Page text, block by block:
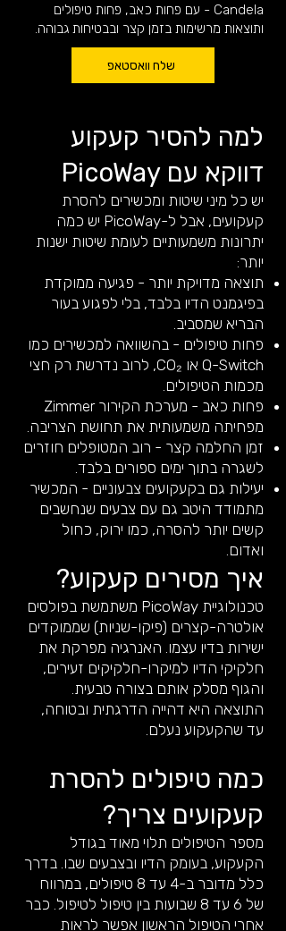
Candela - עם פחות כאב, פחות טיפולים
ותוצאות מרשימות בזמן קצר ובבטיחות גבוהה.
שלח וואסטאפ
למה להסיר קעקוע
דווקא עם PicoWay
יש כל מיני שיטות ומכשירים להסרת
קעקועים, אבל ל-PicoWay יש כמה
יתרונות משמעותיים לעומת שיטות ישנות
יותר:
תוצאה מדויקת יותר - פגיעה ממוקדת
בפיגמנט הדיו בלבד, בלי לפגוע בעור
הבריא שמסביב.
פחות טיפולים - בהשוואה למכשירים כמו
Q-Switch או CO₂, לרוב נדרשת רק חצי
מכמות הטיפולים.
פחות כאב - מערכת הקירור Zimmer
מפחיתה משמעותית את תחושת הצריבה.
זמן החלמה קצר - רוב המטופלים חוזרים
לשגרה בתוך ימים ספורים בלבד.
יעילות גם בקעקועים צבעוניים - המכשיר
מתמודד היטב גם עם צבעים שנחשבים
קשים יותר להסרה, כמו ירוק, כחול
ואדום.
איך מסירים קעקוע?
טכנולוגיית PicoWay משתמשת בפולסים
אולטרה-קצרים (פיקו-שניות) שממוקדים
ישירות בדיו עצמו. האנרגיה מפרקת את
חלקיקי הדיו למיקרו-חלקיקים זעירים,
והגוף מסלק אותם בצורה טבעית.
התוצאה היא דהייה הדרגתית ובטוחה,
עד שהקעקוע נעלם.
כמה טיפולים להסרת
קעקועים צריך?
מספר הטיפולים תלוי מאוד בגודל
הקעקוע, בעומק הדיו ובצבעים שבו. בדרך
כלל מדובר ב-4 עד 8 טיפולים, במרווח
של 6 עד 8 שבועות בין טיפול לטיפול. כבר
אחרי הטיפול הראשון אפשר לראות